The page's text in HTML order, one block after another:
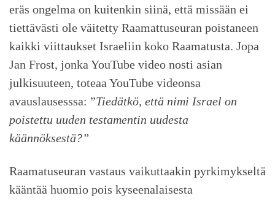
eräs ongelma on kuitenkin siinä, että missään ei
tiettävästi ole väitetty Raamattuseuran poistaneen
kaikki viittaukset Israeliin koko Raamatusta. Jopa
Jan Frost, jonka YouTube video nosti asian
julkisuuteen, toteaa YouTube videonsa
avauslausesssa: ”Tiedätkö, että nimi Israel on
poistettu uuden testamentin uudesta
käännöksestä?”
Raamatuseuran vastaus vaikuttaakin pyrkimykseltä
kääntää huomio pois kyseenalaisesta